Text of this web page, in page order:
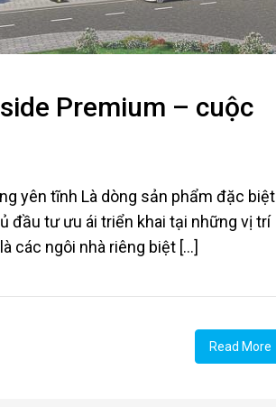
Premium – cuộc
yên tĩnh Là dòng sản phẩm đặc biệt
đầu tư ưu ái triển khai tại những vị trí
các ngôi nhà riêng biệt [...]
Read More